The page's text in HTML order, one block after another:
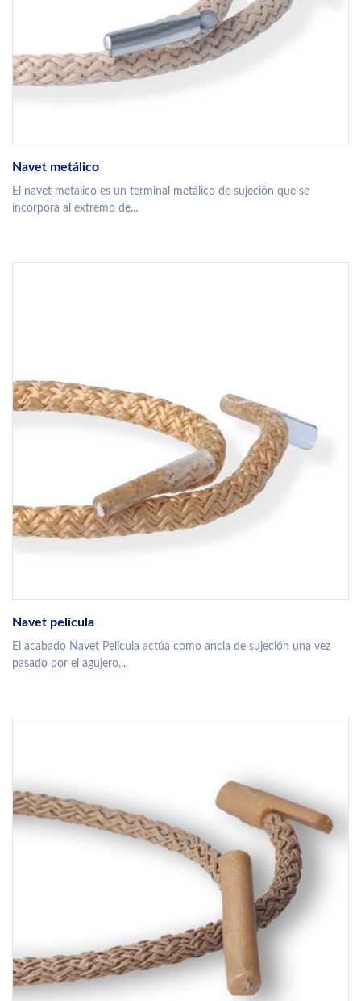
Navet metálico
El navet metálico es un terminal metálico de sujeción que se
incorpora al extremo de...
Navet película
El acabado Navet Película actúa como ancla de sujeción una vez
pasado por el agujero,...